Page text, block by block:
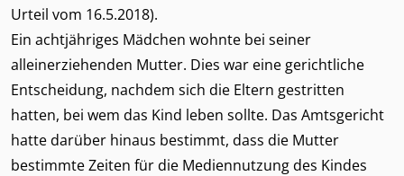
Urteil vom 16.5.2018).
Ein achtjähriges Mädchen wohnte bei seiner
alleinerziehenden Mutter. Dies war eine gerichtliche
Entscheidung, nachdem sich die Eltern gestritten
hatten, bei wem das Kind leben sollte. Das Amtsgericht
hatte darüber hinaus bestimmt, dass die Mutter
bestimmte Zeiten für die Mediennutzung des Kindes